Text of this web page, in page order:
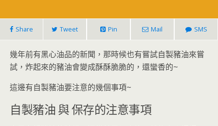
Share Tweet Pin Mail SMS
幾年前有黑心油品的新聞，那時候也有嘗試自製豬油來嘗
試，炸起來的豬油會變成酥酥脆脆的，還蠻香的~
這邊有自製豬油要注意的幾個事項~
自製豬油 與 保存的注意事項